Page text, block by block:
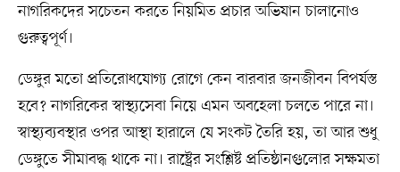
নাগরিকদের সচেতন করতে নিয়মিত প্রচার অভিযান চালানোও
গুরুত্বপূর্ণ।
ডেঙ্গুর মতো প্রতিরোধযোগ্য রোগে কেন বারবার জনজীবন বিপর্যস্ত
হবে? নাগরিকের স্বাস্থ্যসেবা নিয়ে এমন অবহেলা চলতে পারে না।
স্বাস্থ্যব্যবস্থার ওপর আস্থা হারালে যে সংকট তৈরি হয়, তা আর শুধু
ডেঙ্গুতে সীমাবদ্ধ থাকে না। রাষ্ট্রের সংশ্লিষ্ট প্রতিষ্ঠানগুলোর সক্ষমতা